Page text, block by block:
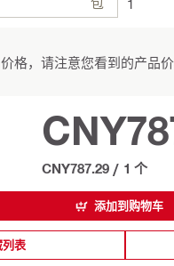
1
格，请注意您看到的产品
CNY787.29 / 1 个
添加到购物车
表